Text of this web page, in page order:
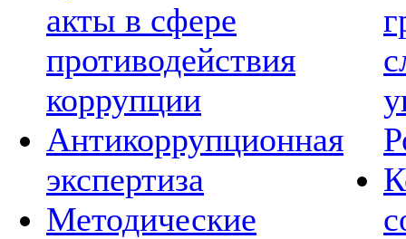
акты в сфере
противодействия
коррупции
Антикоррупционная
экспертиза
Методические